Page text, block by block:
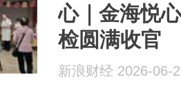
心｜金海悦
检圆满收官
新浪财经 2026-06-